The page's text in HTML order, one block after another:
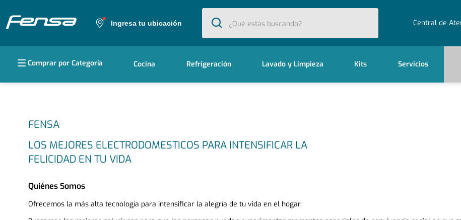
Ingresa tu ubicación
¿Qué estás buscando?
1. cocina 5 platos
refrigerador no frost
Central de
Comprar por Categoría Cocina Refrigeración Lavado y Limpieza Kits Servicios
FENSA
LOS MEJORES ELECTRODOMESTICOS PARA INTENSIFICAR LA
FELICIDAD EN TU VIDA
Quiénes Somos
Ofrecemos la más alta tecnología para intensificar la alegría de tu vida en el hogar.